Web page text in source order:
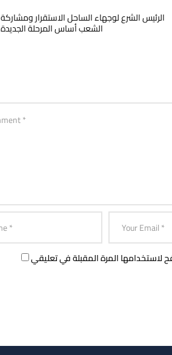
الرئيس الشرع لوجهاء الساحل الاستقرار ومشاركة
الشعب أساس المرحلة الجديدة